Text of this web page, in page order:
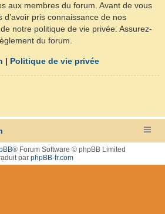
aux membres du forum. Avant de vous
pris connaissance de nos
notre politique de vie privée. Assurez-
du forum.
| Politique de vie privée
® Forum Software © phpBB Limited
par phpBB-fr.com